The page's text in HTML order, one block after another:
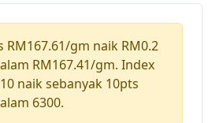
RM167.61/gm naik RM0.2
RM167.41/gm. Index
naik sebanyak 10pts
6300.